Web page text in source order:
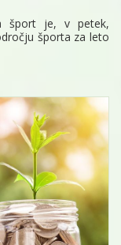
šport je, v petek,
športa za leto